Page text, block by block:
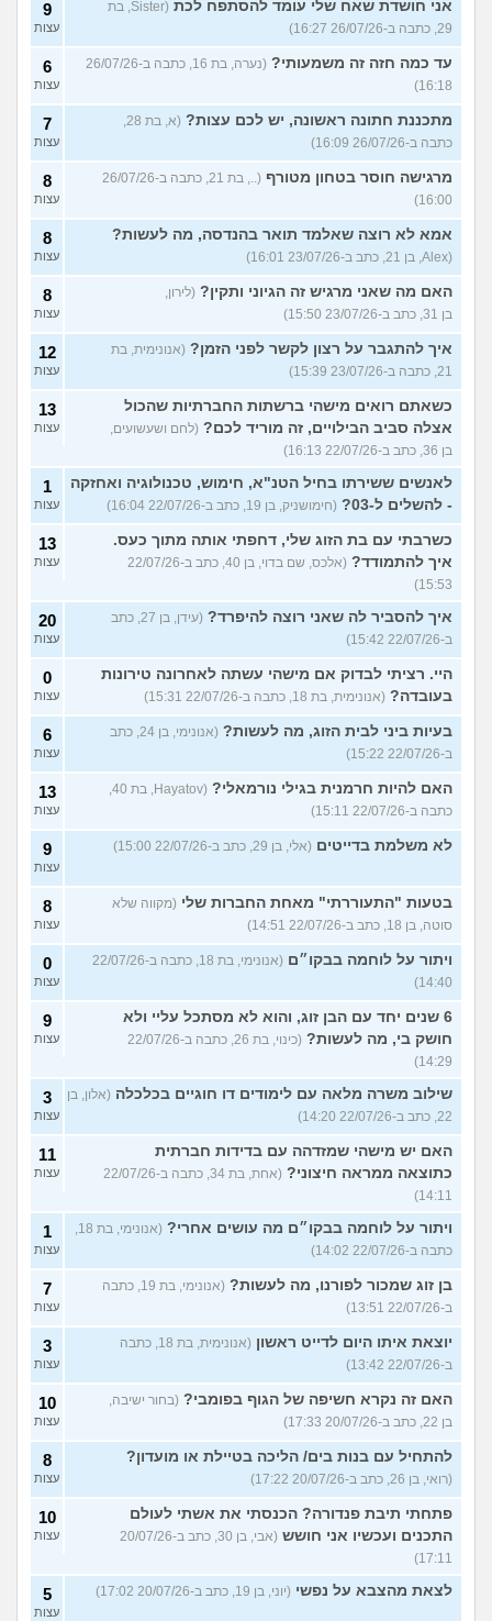
אני חושדת שאח שלי עומד להסתפח לכת
(Sister, בת
29, כתבה ב-26/07/26 16:27)
9
עצות
עד כמה חזה זה משמעותי?
(נערה, בת 16, כתבה ב-26/07/26
16:18)
6
עצות
מתכננת חתונה ראשונה, יש לכם עצות?
(א, בת 28,
כתבה ב-26/07/26 16:09)
7
עצות
מרגישה חוסר בטחון מטורף
(.., בת 21, כתבה ב-26/07/26
16:00)
8
עצות
אמא לא רוצה שאלמד תואר בהנדסה, מה לעשות?
(Alex, בן 21, כתב ב-23/07/26 16:01)
8
עצות
האם מה שאני מרגיש זה הגיוני ותקין? (לירון,
בן 31, כתב ב-23/07/26 15:50)
8
עצות
איך להתגבר על רצון לקשר לפני הזמן? (אנונימית, בת
21, כתבה ב-23/07/26 15:39)
12
עצות
כשאתם רואים מישהי ברשתות החברתיות שהכול
אצלה סביב הבילויים, זה מוריד לכם? (לחם ושעשועים,
בן 36, כתב ב-22/07/26 16:13)
13
עצות
לאנשים ששירתו בחיל הטנ"א, חימוש, טכנולוגיה ואחזקה
- להשלים ל-03?
(חימושניק, בן 19, כתב ב-22/07/26 16:04)
1
עצות
כשרבתי עם בת הזוג שלי, דחפתי אותה מתוך כעס.
איך להתמודד?
(אלכס, שם בדוי, בן 40, כתב ב-22/07/26
15:53)
13
עצות
איך להסביר לה שאני רוצה להיפרד?
(עידן, בן 27, כתב
ב-22/07/26 15:42)
20
עצות
היי. רציתי לבדוק אם מישהי עשתה לאחרונה טירונות
בעובדה? (אנונימית, בת 18, כתבה ב-22/07/26 15:31)
0
עצות
בעיות ביני לבית הזוג, מה לעשות?
(אנונימי, בן 24, כתב
ב-22/07/26 15:22)
6
עצות
האם להיות חרמנית בגילי נורמאלי?
(Hayatov, בת 40,
כתבה ב-22/07/26 15:11)
13
עצות
לא משלמת בדייטים (אלי, בן 29, כתב ב-22/07/26 15:00) 9
עצות
בטעות "התעוררתי" מאחת החברות שלי (מקווה שלא
סוטה, בן 18, כתב ב-22/07/26 14:51)
8
עצות
ויתור על לוחמה בבקו״ם
(אנונימי, בת 18, כתבה ב-22/07/26
14:40)
0
עצות
6 שנים יחד עם הבן זוג, והוא לא מסתכל עליי ולא
חושק בי, מה לעשות?
(כינוי, בת 26, כתבה ב-22/07/26
14:29)
9
עצות
שילוב משרה מלאה עם לימודים דו חוגיים בכלכלה (אלון, בן
22, כתב ב-22/07/26 14:20)
3
עצות
האם יש מישהי שמזדהה עם בדידות חברתית
כתוצאה ממראה חיצוני?
(אחת, בת 34, כתבה ב-22/07/26
14:11)
11
עצות
ויתור על לוחמה בבקו״ם מה עושים אחרי?
(אנונימי, בת 18,
כתבה ב-22/07/26 14:02)
1
עצות
בן זוג שמכור לפורנו, מה לעשות?
(אנונימי, בת 19, כתבה
ב-22/07/26 13:51)
7
עצות
יוצאת איתו היום לדייט ראשון
(אנונימית, בת 18, כתבה
ב-22/07/26 13:42)
3
עצות
האם זה נקרא חשיפה של הגוף בפומבי? (בחור ישיבה,
בן 22, כתב ב-20/07/26 17:33)
10
עצות
להתחיל עם בנות בים/ הליכה בטיילת או מועדון?
(רואי, בן 26, כתב ב-20/07/26 17:22)
8
עצות
פתחתי תיבת פנדורה? הכנסתי את אשתי לעולם
התכנים ועכשיו אני חושש
(אבי, בן 30, כתב ב-20/07/26
17:11)
10
עצות
לצאת מהצבא על נפשי (יוני, בן 19, כתב ב-20/07/26 17:02) 5
עצות